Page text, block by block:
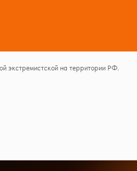
экстремистской на территории РФ.